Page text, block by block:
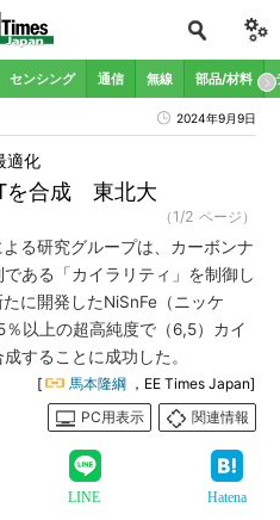
センシング 通信 無線 部品/材料
2024年9月9日
を合成 東北大
適化
（1/2 ページ）
る研究グループは、カーボンナ
ある「カイラリティ」を制御し
に開発したNiSnFe（ニッケ
以上の超高純度で（6,5）カイ
することに成功した。
[ 馬本隆綱 ，EE Times Japan]
PC用表示
関連情報
LINE Hatena